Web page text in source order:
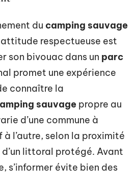
du camping sauvage
attitude respectueuse est
son bivouac dans un parc
promet une expérience
connaître la
sauvage propre au
d’une commune à
à l’autre, selon la proximité
d’un littoral protégé. Avant
s’informer évite bien des